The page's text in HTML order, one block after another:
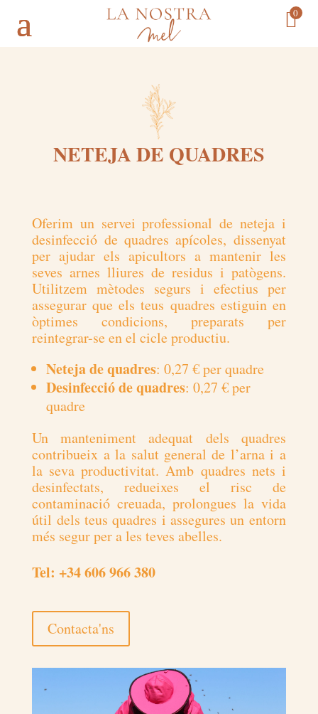
0
NETEJA DE QUADRES
Oferim un servei professional de neteja i
desinfecció de quadres apícoles, dissenyat
per ajudar els apicultors a mantenir les
seves arnes lliures de residus i patògens.
Utilitzem mètodes segurs i efectius per
assegurar que els teus quadres estiguin en
òptimes condicions, preparats per
reintegrar-se en el cicle productiu.
Neteja de quadres: 0,27 € per quadre
Desinfecció de quadres: 0,27 € per
quadre
Un manteniment adequat dels quadres
contribueix a la salut general de l’arna i a
la seva productivitat. Amb quadres nets i
desinfectats, redueixes el risc de
contaminació creuada, prolongues la vida
útil dels teus quadres i assegures un entorn
més segur per a les teves abelles.
Tel: +34 606 966 380
Contacta'ns